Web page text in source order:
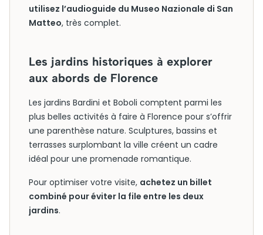
utilisez l’audioguide du Museo Nazionale di San
Matteo, très complet.
Les jardins historiques à explorer
aux abords de Florence
Les jardins Bardini et Boboli comptent parmi les
plus belles activités à faire à Florence pour s’offrir
une parenthèse nature. Sculptures, bassins et
terrasses surplombant la ville créent un cadre
idéal pour une promenade romantique.
Pour optimiser votre visite, achetez un billet
combiné pour éviter la file entre les deux
jardins.